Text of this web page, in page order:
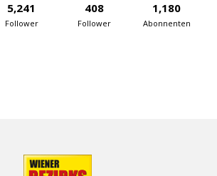
5,241
Follower
408
Follower
1,180
Abonnenten